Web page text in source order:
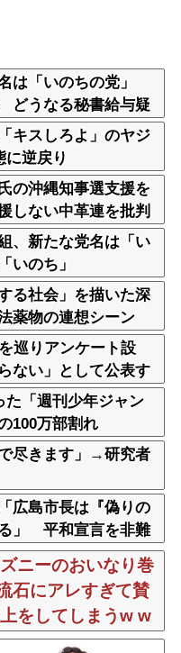
は「いのちの党」
どうなる秘書給与疑
キスしろよ」のヤジ
に逆戻り
の沖縄知事選支援を
しない中革連を批判
、新たな党名は「い
のち」
る社会」を描いた深
薬物の連想シーン
議論
巡りアンケート設
ない」として公表す
た「週刊少年ジャン
100万部割れ
尽きます」→研究者
広島市長は『偽りの
」 平和宣言を非難
ズニーのおいなり巻
石にアレすぎて賛
をしてしまうw w